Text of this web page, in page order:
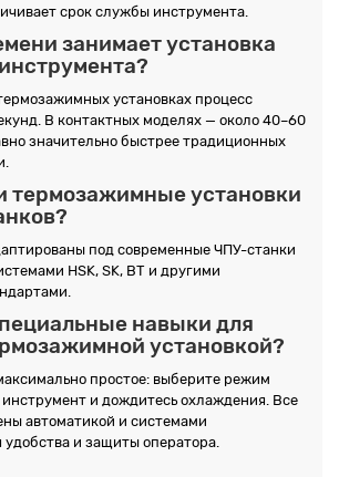
срок службы инструмента.
занимает установка
установках процесс
В контактных моделях — около 40–60
значительно быстрее традиционных
термозажимные установки
под современные ЧПУ-станки
HSK, SK, BT и другими
навыки для
установкой?
простое: выберите режим
инструмент и дождитесь охлаждения. Все
автоматикой и системами
удобства и защиты оператора.